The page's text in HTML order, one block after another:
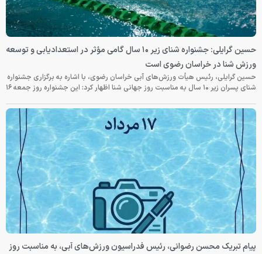
حسین گرایلی: جشنواره شنای زیر ۱۰ سال گامی مؤثر در استعدادیابی و توسعه
ورزش شنا در خراسان رضوی است
حسین گرایلی، رئیس هیأت ورزش‌های آبی خراسان رضوی، با اشاره به برگزاری جشنواره
شنای پسران زیر ۱۰ سال به مناسبت روز جهانی شنا اظهار کرد: این جشنواره روز جمعه‌ ۱۶
پیام تبریک محسن رضوانی، رئیس فدراسیون ورزش‌های آبی، به مناسبت روز